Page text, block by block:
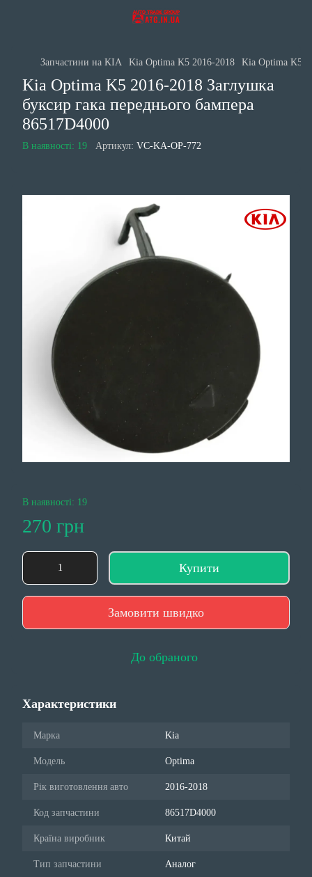
Запчастини на KIA Kia Optima K5 2016-2018 Kia Optima K5
Kia Optima K5 2016-2018 Заглушка
буксир гака переднього бампера
86517D4000
В наявності: 19 Артикул: VC-KA-OP-772
В наявності: 19
270 грн
Купити
Замовити швидко
До обраного
Характеристики
Марка Kia
Модель Optima
Рік виготовлення авто 2016-2018
Код запчастини 86517D4000
Країна виробник Китай
Тип запчастини Аналог